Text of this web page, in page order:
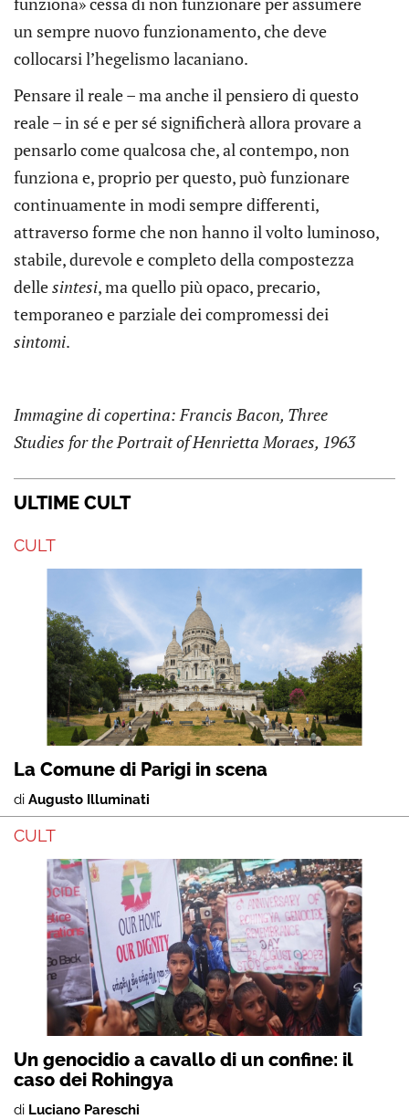
un sempre nuovo funzionamento, che deve
collocarsi l’hegelismo lacaniano.
Pensare il reale – ma anche il pensiero di questo
reale – in sé e per sé significherà allora provare a
pensarlo come qualcosa che, al contempo, non
funziona e, proprio per questo, può funzionare
continuamente in modi sempre differenti,
attraverso forme che non hanno il volto luminoso,
stabile, durevole e completo della compostezza
dellesintesi, ma quello più opaco, precario,
temporaneo e parziale dei compromessi dei
sintomi.
Immagine di copertina: Francis Bacon, Three
Studies for the Portrait of Henrietta Moraes, 1963
ULTIME CULT
CULT
La Comune di Parigi in scena
di Augusto Illuminati
CULT
Un genocidio a cavallo di un confine: il
caso dei Rohingya
di Luciano Pareschi